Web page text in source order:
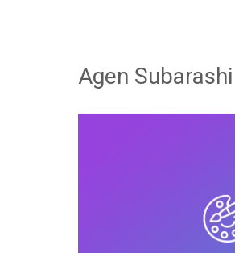
Agen